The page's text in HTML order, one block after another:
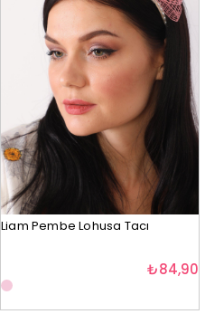
Liam Pembe Lohusa Tacı
₺84,90